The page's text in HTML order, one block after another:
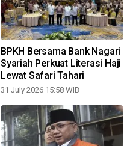
BPKH Bersama Bank Nagari
Syariah Perkuat Literasi Haji
Lewat Safari Tahari
31 July 2026 15:58 WIB